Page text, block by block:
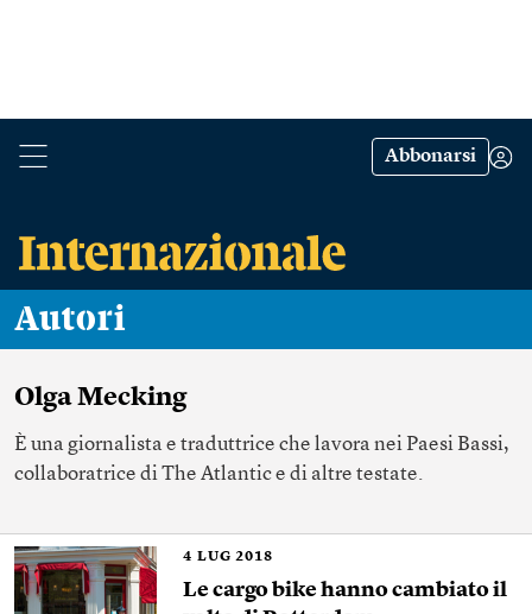
Abbonarsi
Autori
Olga Mecking
È una giornalista e traduttrice che lavora nei Paesi Bassi,
collaboratrice di The Atlantic e di altre testate.
4 LUG 2018
Le cargo bike hanno cambiato il